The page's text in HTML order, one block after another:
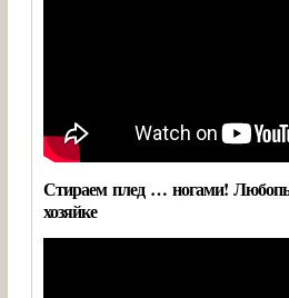
Стираем плед … ногами!
хозяйке